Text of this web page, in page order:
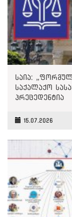
საია:
საქალაქო
პრეცედენტია
15.07.2026